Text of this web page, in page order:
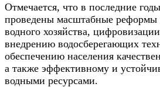
Отмечается, что в последние
проведены масштабные реформы
водного хозяйства,
внедрению водосберегающих
обеспечению населения
а также эффективному и
водными ресурсами.